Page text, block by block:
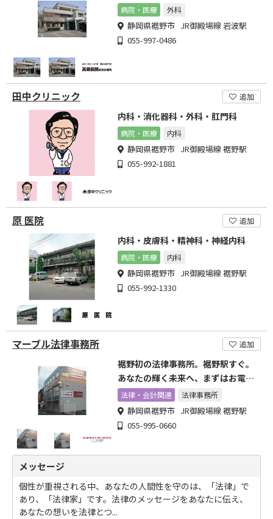
病院・医療 外科
静岡県裾野市 JR御殿場線 岩波駅
055-997-0486
田中クリニック 追加
内科・消化器科・外科・肛門科
病院・医療 内科
静岡県裾野市 JR御殿場線 裾野駅
055-992-1881
原 医院 追加
内科・皮膚科・精神科・神経内科
病院・医療 内科
静岡県裾野市 JR御殿場線 裾野駅
055-992-1330
マーブル法律事務所 追加
裾野初の法律事務所。裾野駅すぐ。
あなたの輝く未来へ、まずはお電話
を！
法律・会計関連 法律事務所
静岡県裾野市 JR御殿場線 裾野駅
055-995-0660
メッセージ
個性が重視される中、あなたの人間性を守のは、「法律」で
あり、「法律家」です。法律のメッセージをあなたに伝え、
あなたの想いを法律とつ...